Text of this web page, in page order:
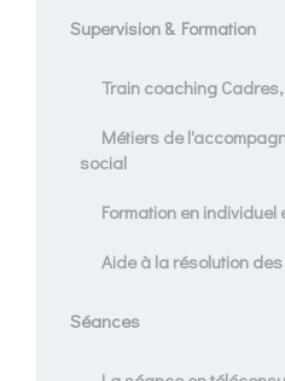
Supervision & Formation
Train coaching
Métiers de
social
Formation en individuel
Aide à la résolution
Séances